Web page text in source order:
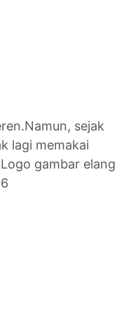
sejak
lagi memakai
gambar elang